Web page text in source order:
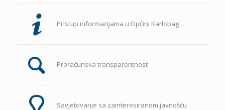
Pristup informacijama u Općini Karlobag
Proračunska transparentnost
Savjetovanje sa zainteresiranom javnošću